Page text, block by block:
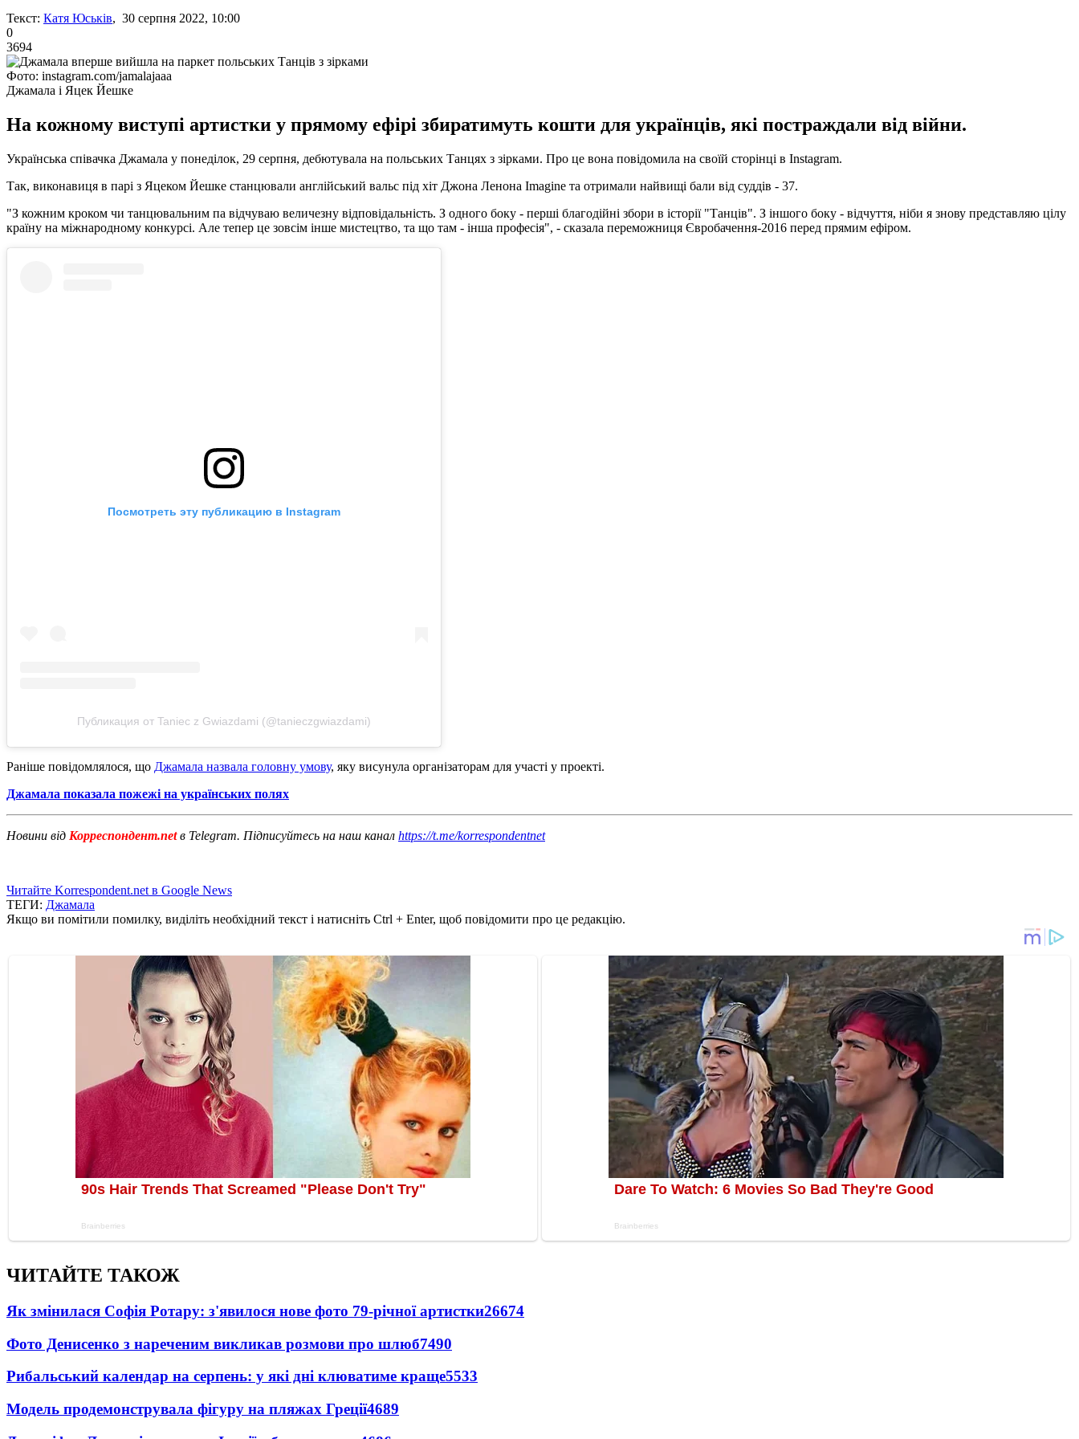
Текст: Катя Юськів, 30 серпня 2022, 10:00
0
3694
Фото: instagram.com/jamalajaaa
Джамала і Яцек Йешке
На кожному виступі артистки у прямому ефірі збиратимуть кошти для українців, які постраждали від війни.
Українська співачка Джамала у понеділок, 29 серпня, дебютувала на польських Танцях з зірками. Про це вона повідомила на своїй сторінці в Instagram.
Так, виконавиця в парі з Яцеком Йешке станцювали англійський вальс під хіт Джона Ленона Imagine та отримали найвищі бали від суддів - 37.
"З кожним кроком чи танцювальним па відчуваю величезну відповідальність. З одного боку - перші благодійні збори в історії "Танців". З іншого боку - відчуття, ніби я знову представляю цілу
країну на міжнародному конкурсі. Але тепер це зовсім інше мистецтво, та що там - інша професія", - сказала переможниця Євробачення-2016 перед прямим ефіром.
Посмотреть эту публикацию в Instagram
Публикация от Taniec z Gwiazdami (@tanieczgwiazdami)
Раніше повідомлялося, що Джамала назвала головну умову, яку висунула організаторам для участі у проекті.
Джамала показала пожежі на українських полях
Новини від Корреспондент.netв Telegram. Підписуйтесь на наш канал https://t.me/korrespondentnet
Читайте Korrespondent.net в Google News
ТЕГИ: Джамала
Якщо ви помітили помилку, виділіть необхідний текст і натисніть Ctrl + Enter, щоб повідомити про це редакцію.
ЧИТАЙТЕ ТАКОЖ
Як змінилася Софія Ротару: з'явилося нове фото 79-річної артистки26674
Фото Денисенко з нареченим викликав розмови про шлюб7490
Рибальський календар на серпень: у які дні клюватиме краще5533
Модель продемонструвала фігуру на пляжах Греції4689